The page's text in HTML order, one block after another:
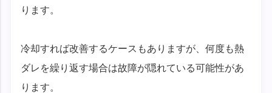
ります。
冷却すれば改善するケースもありますが、何度も熱
ダレを繰り返す場合は故障が隠れている可能性があ
ります。